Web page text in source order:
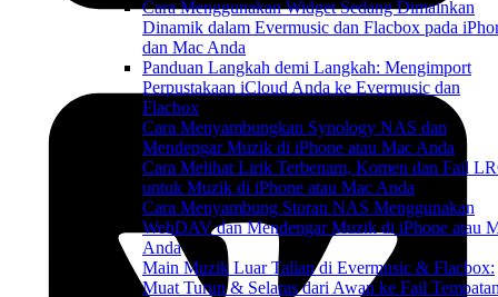
Cara Menggunakan Widget Sedang Dimainkan
Dinamik dalam Evermusic dan Flacbox pada
dan Mac Anda
Panduan Langkah demi Langkah: Mengimport
Perpustakaan iCloud Anda ke Evermusic dan
Flacbox
Cara Menyambungkan Synology NAS dan
Mendengar Muzik di iPhone atau Mac Anda
Cara Melihat Lirik Terbenam, Komen dan Fail
untuk Muzik di iPhone atau Mac Anda
Cara Menyambung Storan NAS Menggunakan
WebDAV dan Mendengar Muzik di iPhone atau
Anda
Main Muzik Luar Talian di Evermusic & Flacbox:
Muat Turun & Selaras dari Awan ke Fail